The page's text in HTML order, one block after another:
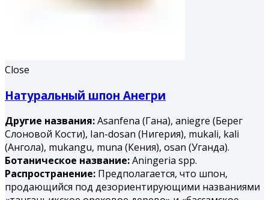
Close
Натуральный шпон Анегри
Другие названия:Asanfena (Гана), aniegre (Берег
Слоновой Кости), Ian-dosan (Нигерия), mukali, kali
(Ангола), mukangu, muna (Ке­ния), osan (Уганда).
Ботаническое название:Aningeria spp.
Распространение: Предполагается, что шпон,
продающийся под дезориентирующими названиями